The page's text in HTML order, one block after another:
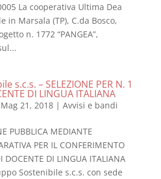
La cooperativa Ultima Dea
in Marsala (TP), C.da Bosco,
n. 1772 “PANGEA”,
s.c.s. – SELEZIONE PER N. 1
DI LINGUA ITALIANA
Mag 21, 2018| Avvisi e bandi
PUBBLICA MEDIANTE
PER IL CONFERIMENTO
DOCENTE DI LINGUA ITALIANA
Sostenibile s.c.s. con sede